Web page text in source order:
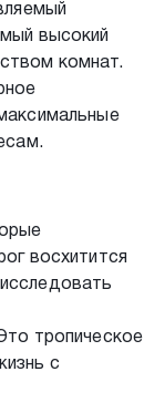
высокий
комнат.
восхитится
тропическое
с